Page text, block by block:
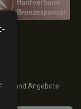
und Angebote